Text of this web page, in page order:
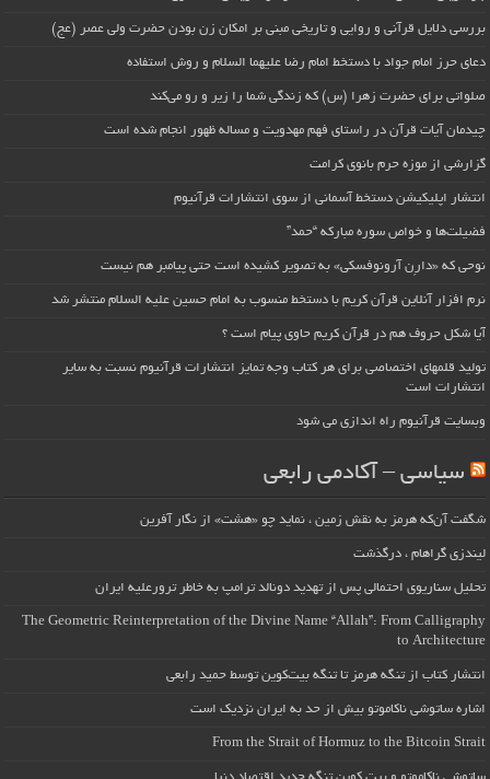
بررسی دلایل قرآنی و روایی و تاریخی مبنی بر امکان زن بودن حضرت ولی عصر (عج)
دعای حرز امام جواد با دستخط امام رضا علیهما السلام و روش استفاده
صلواتی برای حضرت زهرا (س) که زندگی شما را زیر و رو می‌کند
چیدمان آیات قرآن در راستای فهم مهدویت و مساله ظهور انجام شده است
گزارشی از موزه حرم بانوی کرامت
انتشار اپلیکیشن دستخط آسمانی از سوی انتشارات قرآنیوم
فضیلت‌ها و خواص سوره مبارکه “حمد”
نوحی که «دارِن آرونوفسکی» به تصویر کشیده است حتی پیامبر هم نیست
نرم افزار آنلاین قرآن کریم با دستخط منسوب به امام حسین علیه السلام منتشر شد
آیا شکل حروف هم در قرآن کریم حاوی پیام است ؟
تولید قلمهای اختصاصی برای هر کتاب وجه تمایز انتشارات قرآنیوم نسبت به سایر
انتشارات است
وبسایت قرآنیوم راه اندازی می شود
سیاسی – آکادمی رابعی
شگفت آن‌که هرمز به نقش زمین ، نماید چو «هشت» از نگار آفرین
لیندزی گراهام ، درگذشت
تحلیل سناریوی احتمالی پس از تهدید دونالد ترامپ به خاطر ترورعلیه ایران
The Geometric Reinterpretation of the Divine Name “Allah”: From Calligraphy
to Architecture
انتشار کتاب از تنگه هرمز تا تنگه بیت‌کوین توسط حمید رابعی
اشاره ساتوشی ناکاموتو بیش از حد به ایران نزدیک است
From the Strait of Hormuz to the Bitcoin Strait